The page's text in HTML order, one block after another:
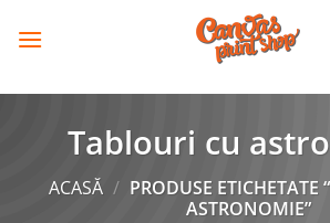
CANVAS
PRINT SHOP
Tablouri cu
ACASĂ / PRODUSE ETICHETATE
ASTRONOMIE”